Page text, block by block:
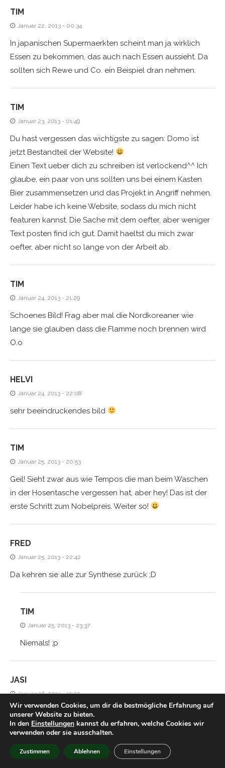
TIM
Januar 22, 2013 - 00:34
In japanischen Supermaerkten scheint man ja wirklich
Essen zu bekommen, das auch nach Essen aussieht. Da
sollten sich Rewe und Co. ein Beispiel dran nehmen.
TIM
Januar 23, 2013 - 01:49
Du hast vergessen das wichtigste zu sagen: Domo ist
jetzt Bestandteil der Website!
Einen Text ueber dich zu schreiben ist verlockend^^ Ich
glaube, ein paar von uns sollten uns bei einem Kasten
Bier zusammensetzen und das Projekt in Angriff nehmen.
Leider habe ich keine Website, sodass du mich nicht
featuren kannst. Die Sache mit dem oefter, aber weniger
Text posten find ich gut. Damit haeltst du mich zwar
oefter, aber nicht so lange von der Arbeit ab.
TIM
Januar 24, 2013 - 21:29
Schoenes Bild! Frag aber mal die Nordkoreaner wie
lange sie glauben dass die Flamme noch brennen wird
O.o
HELVI
Januar 24, 2013 - 22:08
sehr beeindruckendes bild
TIM
Januar 25, 2013 - 20:53
Geil! Sieht zwar aus wie Tempos die man beim Waschen
in der Hosentasche vergessen hat, aber hey! Das ist der
erste Schritt zum Nobelpreis. Weiter so!
FRED
Januar 25, 2013 - 22:42
Da kehren sie alle zur Synthese zurück ;D
TIM
Januar 25, 2013 - 23:37
Niemals! ;p
JASI
Januar 26, 2013 - 19:22
Süß
TIM
Wir verwenden Cookies, um dir die bestmögliche Erfahrung auf
unserer Website zu bieten.
In den Einstellungen kannst du erfahren, welche Cookies wir
verwenden oder sie ausschalten.
Zustimmen Ablehnen Einstellungen